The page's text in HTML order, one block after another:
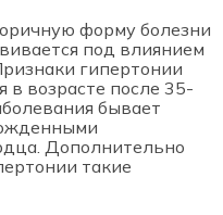
форму болезни
под влиянием
гипертонии
в возрасте после 35-
бывает
Дополнительно
такие